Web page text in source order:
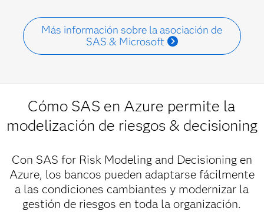
Más información sobre la asociación de
SAS & Microsoft
Cómo SAS en Azure permite la
modelización de riesgos & decisioning
Con SAS for Risk Modeling and Decisioning en
Azure, los bancos pueden adaptarse fácilmente
a las condiciones cambiantes y modernizar la
gestión de riesgos en toda la organización.